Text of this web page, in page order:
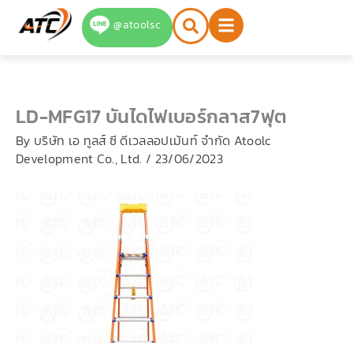
@atoolsc
LD-MFG17 บันไดไฟเบอร์กลาส7ฟุต
By บริษัท เอ ทูลส์ ซี ดีเวลลอปเม้นท์ จำกัด Atoolc
Development Co., Ltd. / 23/06/2023